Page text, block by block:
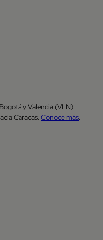
y Valencia (VLN)
Caracas. Conoce más